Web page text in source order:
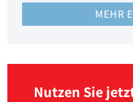
Mit The American
IhreGewinnchancen
MEHR
Nutzen Sie